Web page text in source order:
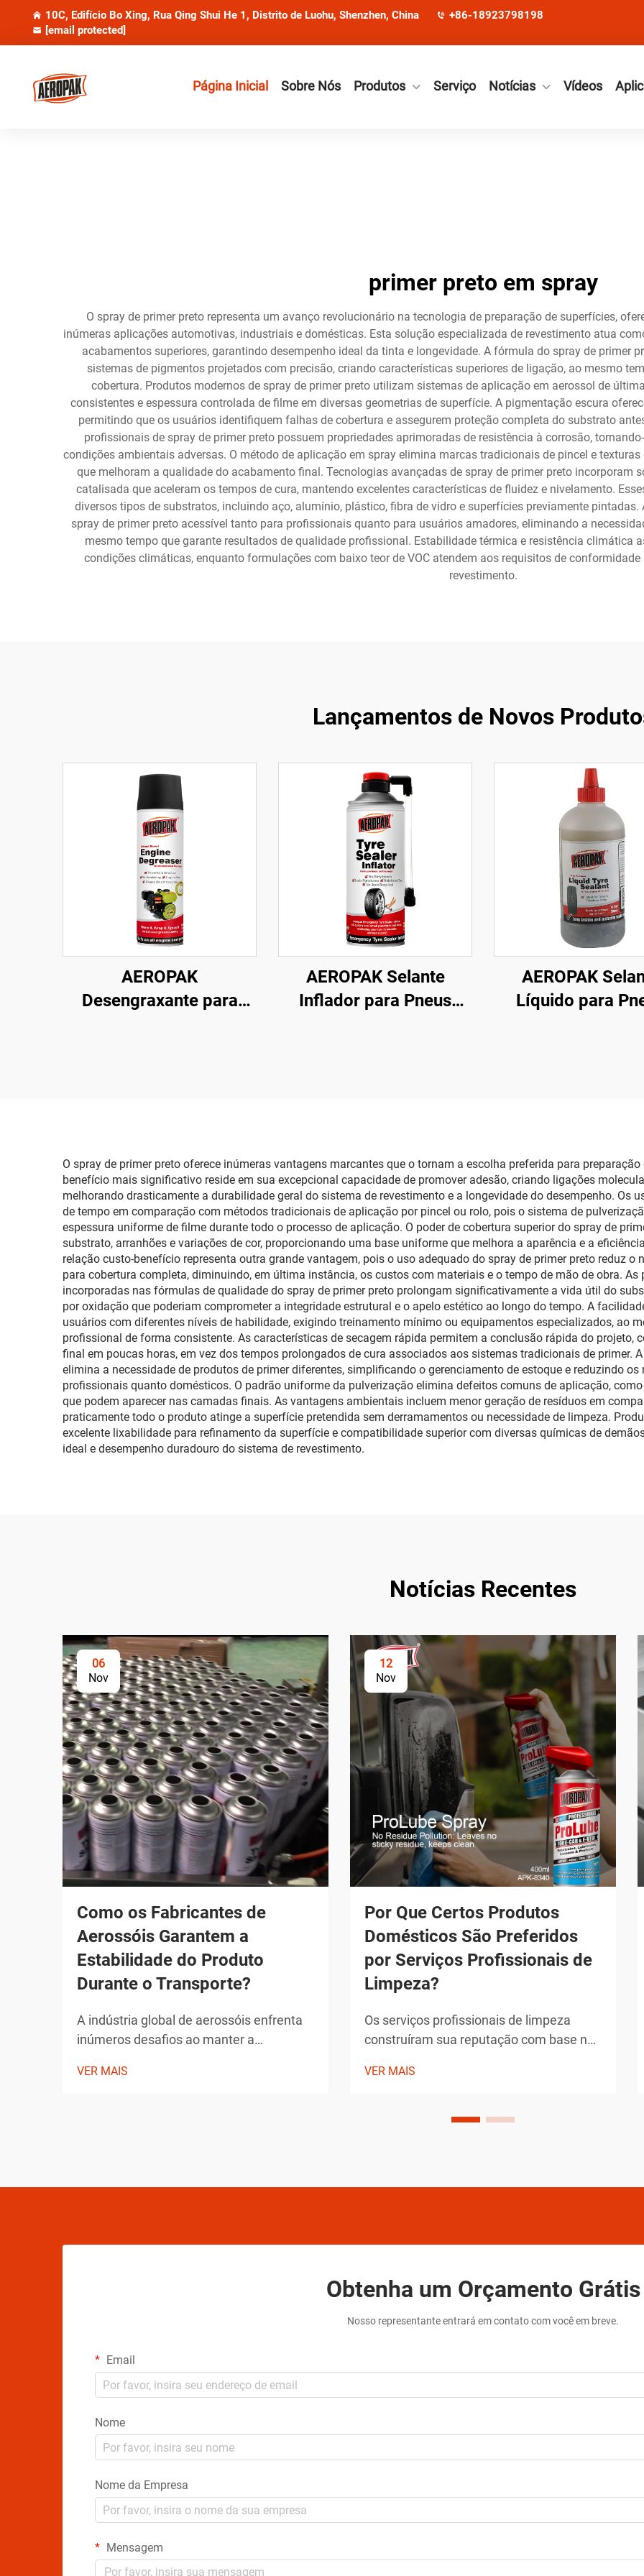
10C, Edifício Bo Xing, Rua Qing Shui He 1, Distrito de Luohu, Shenzhen, China
+86-18923798198
[email protected]
Página Inicial Sobre Nós Produtos Serviço Notícias Vídeos
primer preto em spray
O spray de primer preto representa um avanço revolucionário na tecnologia de preparação de superfícies,
inúmeras aplicações automotivas, industriais e domésticas. Esta solução especializada de revestimento atua
acabamentos superiores, garantindo desempenho ideal da tinta e longevidade. A fórmula do spray de primer
sistemas de pigmentos projetados com precisão, criando características superiores de ligação, ao mesmo
cobertura. Produtos modernos de spray de primer preto utilizam sistemas de aplicação em aerossol de
consistentes e espessura controlada de filme em diversas geometrias de superfície. A pigmentação escura
permitindo que os usuários identifiquem falhas de cobertura e assegurem proteção completa do substrato
profissionais de spray de primer preto possuem propriedades aprimoradas de resistência à corrosão,
condições ambientais adversas. O método de aplicação em spray elimina marcas tradicionais de pincel e
que melhoram a qualidade do acabamento final. Tecnologias avançadas de spray de primer preto incorporam
catalisada que aceleram os tempos de cura, mantendo excelentes características de fluidez e nivelamento.
diversos tipos de substratos, incluindo aço, alumínio, plástico, fibra de vidro e superfícies previamente
spray de primer preto acessível tanto para profissionais quanto para usuários amadores, eliminando a
mesmo tempo que garante resultados de qualidade profissional. Estabilidade térmica e resistência climática
condições climáticas, enquanto formulações com baixo teor de VOC atendem aos requisitos de
revestimento.
Lançamentos de Novos
AEROPAK
Desengraxante para
AEROPAK Selante
Inflador para Pneus
AEROPAK
Líquido para
O spray de primer preto oferece inúmeras vantagens marcantes que o tornam a escolha preferida para
benefício mais significativo reside em sua excepcional capacidade de promover adesão, criando ligações
melhorando drasticamente a durabilidade geral do sistema de revestimento e a longevidade do desempenho. Os
de tempo em comparação com métodos tradicionais de aplicação por pincel ou rolo, pois o sistema de
espessura uniforme de filme durante todo o processo de aplicação. O poder de cobertura superior do spray de
substrato, arranhões e variações de cor, proporcionando uma base uniforme que melhora a aparência e a
relação custo-benefício representa outra grande vantagem, pois o uso adequado do spray de primer preto reduz
para cobertura completa, diminuindo, em última instância, os custos com materiais e o tempo de mão de obra.
incorporadas nas fórmulas de qualidade do spray de primer preto prolongam significativamente a vida útil do
por oxidação que poderiam comprometer a integridade estrutural e o apelo estético ao longo do tempo. A
usuários com diferentes níveis de habilidade, exigindo treinamento mínimo ou equipamentos especializados, ao
profissional de forma consistente. As características de secagem rápida permitem a conclusão rápida do projeto,
final em poucas horas, em vez dos tempos prolongados de cura associados aos sistemas tradicionais de primer.
elimina a necessidade de produtos de primer diferentes, simplificando o gerenciamento de estoque e reduzindo
profissionais quanto domésticos. O padrão uniforme da pulverização elimina defeitos comuns de aplicação,
que podem aparecer nas camadas finais. As vantagens ambientais incluem menor geração de resíduos em
praticamente todo o produto atinge a superfície pretendida sem derramamentos ou necessidade de limpeza.
excelente lixabilidade para refinamento da superfície e compatibilidade superior com diversas químicas de
ideal e desempenho duradouro do sistema de revestimento.
Notícias Recentes
06
Nov
Como os Fabricantes de
Aerossóis Garantem a
Estabilidade do Produto
Durante o Transporte?
A indústria global de aerossóis enfrenta
inúmeros desafios ao manter a
transporte. Desde flutuações de
VER MAIS
12
Nov
Por Que Certos Produtos
Domésticos São Preferidos
por Serviços Profissionais de
Limpeza?
Os serviços profissionais de limpeza
construíram sua reputação com base na
superam os padrões típicos de limpeza
não são seleções arbitrárias, mas
VER MAIS
Obtenha um Orçamento Grátis
Nosso representante entrará em contato com você em breve.
Email
Nome
Nome da Empresa
Mensagem